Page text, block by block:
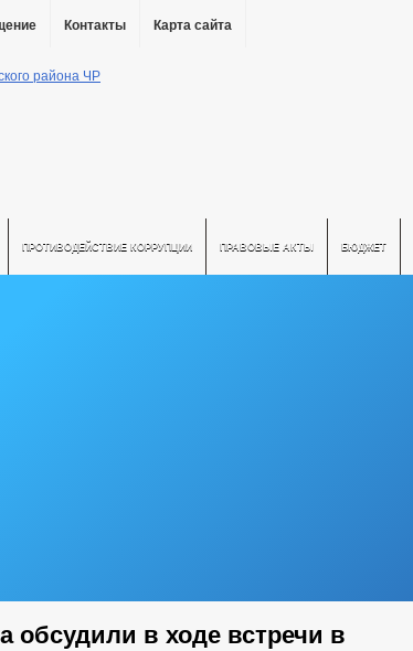
Контакты Карта сайта
ПРОТИВОДЕЙСТВИЕ КОРРУПЦИИ ПРАВОВЫЕ АКТЫ БЮДЖЕТ
обсудили в ходе встречи в